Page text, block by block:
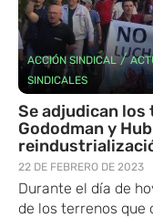
ACCIÓN SINDICAL/
SINDICALES
Se adjudican los
Gododman y
22 DE FEBRERO DE 2023
Durante el día de
de los terrenos que